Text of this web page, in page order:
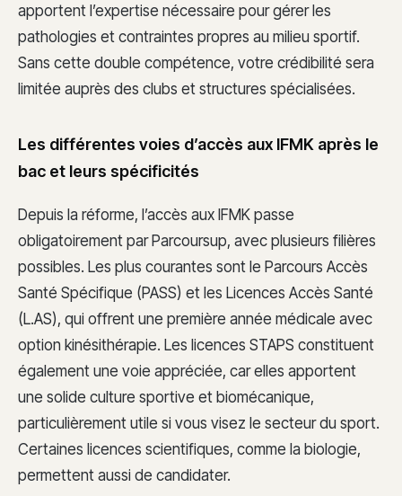
apportent l’expertise nécessaire pour gérer les
pathologies et contraintes propres au milieu sportif.
Sans cette double compétence, votre crédibilité sera
limitée auprès des clubs et structures spécialisées.
Les différentes voies d’accès aux IFMK après le
bac et leurs spécificités
Depuis la réforme, l’accès aux IFMK passe
obligatoirement par Parcoursup, avec plusieurs filières
possibles. Les plus courantes sont le Parcours Accès
Santé Spécifique (PASS) et les Licences Accès Santé
(L.AS), qui offrent une première année médicale avec
option kinésithérapie. Les licences STAPS constituent
également une voie appréciée, car elles apportent
une solide culture sportive et biomécanique,
particulièrement utile si vous visez le secteur du sport.
Certaines licences scientifiques, comme la biologie,
permettent aussi de candidater.